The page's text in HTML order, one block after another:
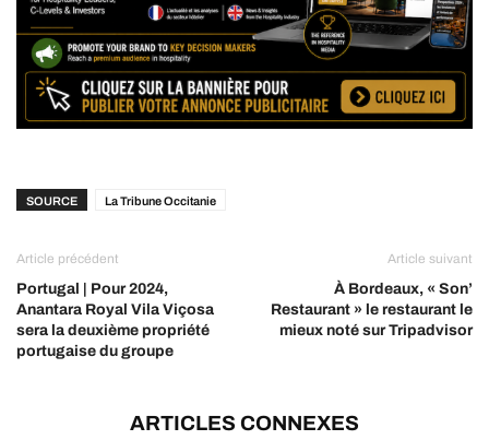
SOURCE La Tribune Occitanie
Article précédent
Portugal | Pour 2024,
Anantara Royal Vila Viçosa
sera la deuxième propriété
portugaise du groupe
Article suivant
À Bordeaux, « Son’
Restaurant » le restaurant le
mieux noté sur Tripadvisor
ARTICLES CONNEXES